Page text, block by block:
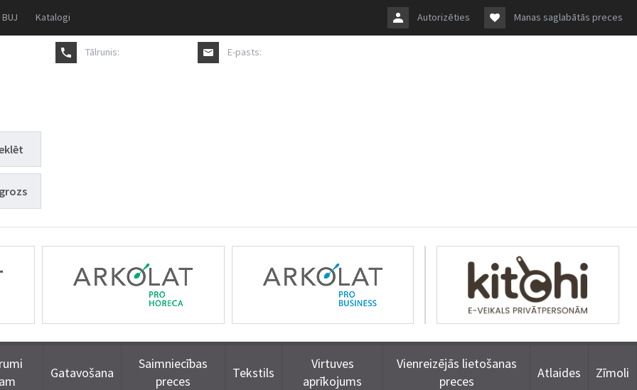
BUJ Katalogi Autorizēties Manas saglabātās preces
Tālrunis: E-pasts:
Gatavošana
Saimniecības
preces
Tekstils
Virtuves
aprīkojums
Vienreizējās lietošanas
preces
Atlaides Zīmoli